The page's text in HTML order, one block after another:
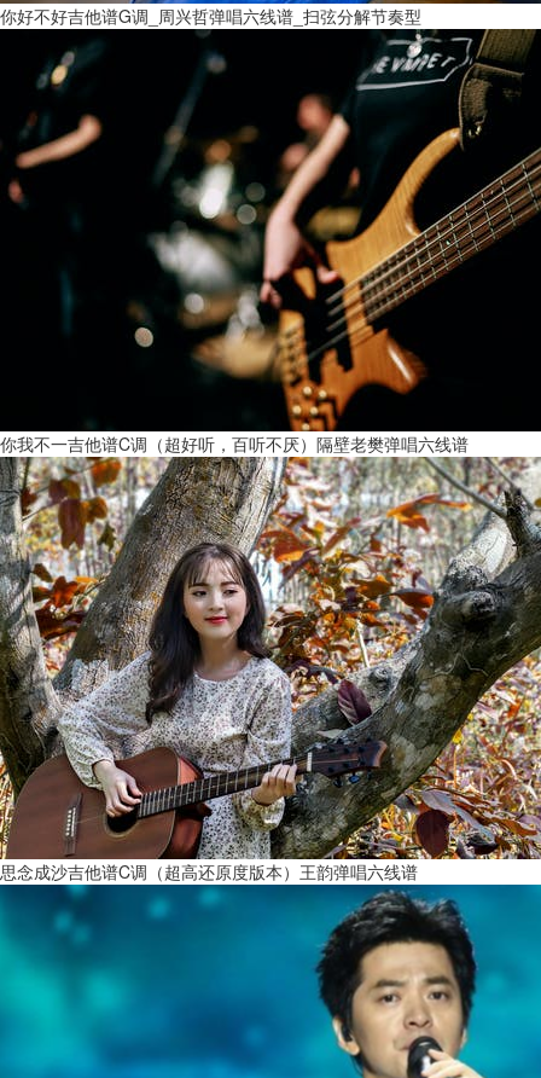
你好不好吉他谱G调_周兴哲弹唱六线谱_扫弦分解节奏型
你我不一吉他谱C调（超好听，百听不厌）隔壁老樊弹唱六线谱
思念成沙吉他谱C调（超高还原度版本）王韵弹唱六线谱